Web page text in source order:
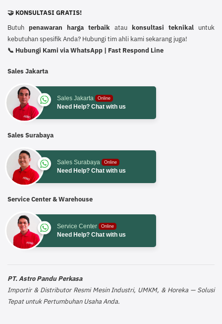
🤝 KONSULTASI GRATIS!
Butuh penawaran harga terbaik atau konsultasi teknikal untuk
kebutuhan spesifik Anda? Hubungi tim ahli kami sekarang juga!
📞 Hubungi Kami via WhatsApp | Fast Respond Line
Sales Jakarta
Sales Jakarta Online
Need Help? Chat with us
Sales Surabaya
Sales Surabaya Online
Need Help? Chat with us
Service Center & Warehouse
Service Center Online
Need Help? Chat with us
PT. Astro Pandu Perkasa
Importir & Distributor Resmi Mesin Industri, UMKM, & Horeka — Solusi
Tepat untuk Pertumbuhan Usaha Anda.